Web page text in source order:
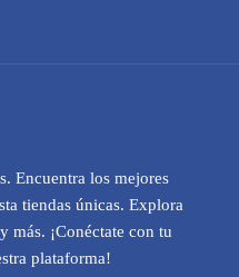
Encuentra los mejores
tiendas únicas. Explora
más. ¡Conéctate con tu
plataforma!